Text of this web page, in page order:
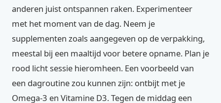
anderen juist ontspannen raken. Experimenteer
met het moment van de dag. Neem je
supplementen zoals aangegeven op de verpakking,
meestal bij een maaltijd voor betere opname. Plan je
rood licht sessie hieromheen. Een voorbeeld van
een dagroutine zou kunnen zijn: ontbijt met je
Omega-3 en Vitamine D3. Tegen de middag een